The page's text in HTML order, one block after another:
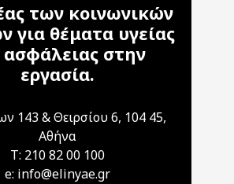
των κοινωνικών
για θέματα υγείας
ασφάλειας στην
εργασία.
143 & Θειρσίου 6, 104 45,
Αθήνα
T: 210 82 00 100
e: info@elinyae.gr